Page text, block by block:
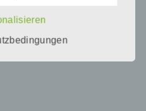
beruht auf den
beim Erlass